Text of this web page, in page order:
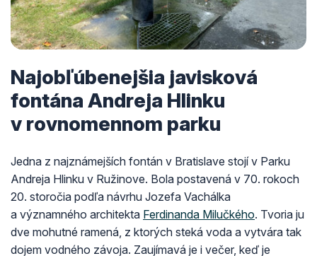
Najobľúbenejšia javisková
fontána Andreja Hlinku
v rovnomennom parku
Jedna z najznámejších fontán v Bratislave stojí v Parku
Andreja Hlinku v Ružinove. Bola postavená v 70. rokoch
20. storočia podľa návrhu Jozefa Vachálka
a významného architekta Ferdinanda Milučkého. Tvoria ju
dve mohutné ramená, z ktorých steká voda a vytvára tak
dojem vodného závoja. Zaujímavá je i večer, keď je